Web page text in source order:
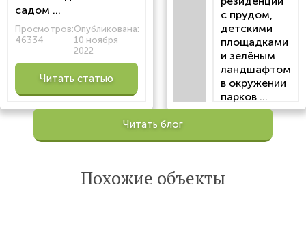
садом ...
Просмотров:
46334
Опубликована:
10 ноября
2022
Читать статью
с прудом,
детскими
площадками
и зелёным
ландшафтом
в окружении
парков ...
Просмотров:
Опубликована:
Читать блог
Похожие объекты